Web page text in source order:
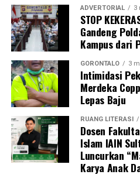
“Kehadiran mahasiswa
active case findingTBC yang
Sinergi multisektor antara
kesehatan, puskesmas, dan
inilah yang menjadi kunci
masyarakat sadar sehat,”
Masyarakat Desa Luwoo
terpadu ini. Ratusan warga
pemeriksaan kesehatan gratis
mengenai pola hidup bersih
pencegahan tuberkulosis.
ADVERTORIAL 3
STOP
Gandeng
Kampus dari
GORONTALO 3
Intimidasi
Merdeka
Lepas Baju
RUANG LITERASI
Dosen
Islam IAIN
Luncurkan
Karya Anak